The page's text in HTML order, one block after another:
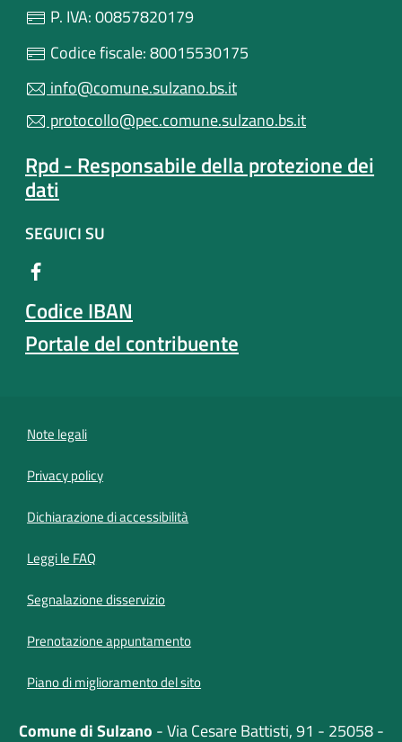
P. IVA: 00857820179
Codice fiscale: 80015530175
info@comune.sulzano.bs.it
protocollo@pec.comune.sulzano.bs.it
Rpd - Responsabile della protezione dei
dati
SEGUICI SU
Codice IBAN
Portale del contribuente
Note legali
Privacy policy
Dichiarazione di accessibilità
Leggi le FAQ
Segnalazione disservizio
Prenotazione appuntamento
Piano di miglioramento del sito
Comune di Sulzano - Via Cesare Battisti, 91 - 25058 -